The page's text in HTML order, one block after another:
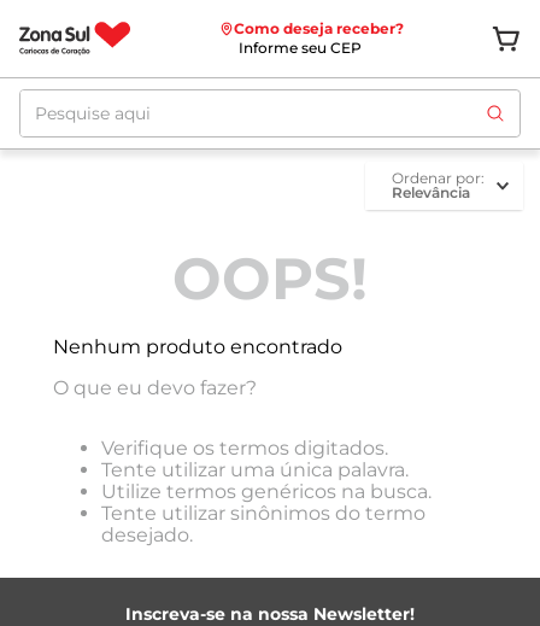
Como deseja receber?
Informe seu CEP
Pesquise aqui
ordenar por
Relevância
OOPS!
Nenhum produto encontrado
O que eu devo fazer?
Verifique os termos digitados.
Tente utilizar uma única palavra.
Utilize termos genéricos na busca.
Tente utilizar sinônimos do termo
desejado.
Inscreva-se na nossa Newsletter!